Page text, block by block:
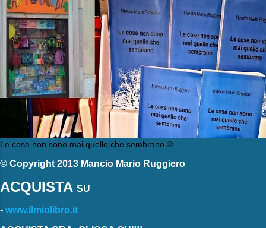
Le cose non sono mai quello che sembrano ©
© Copyright 2013 Mancio Mario Ruggiero
ACQUISTA SU
- www.ilmiolibro.it